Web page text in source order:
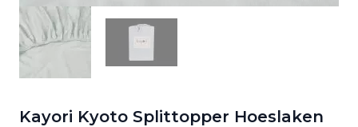
Kayori Kyoto Splittopper Hoeslaken